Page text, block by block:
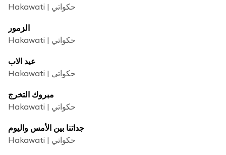
Hakawati | حكواتي
الزمور
Hakawati | حكواتي
عيد الاب
Hakawati | حكواتي
مبروك التخرج
Hakawati | حكواتي
جداتنا بين الأمس واليوم
Hakawati | حكواتي